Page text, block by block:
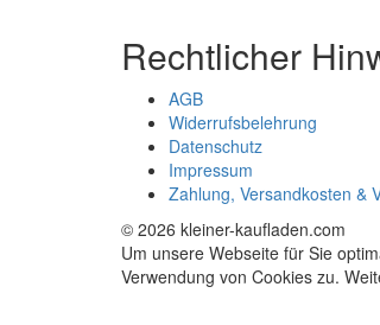
Rechtlicher
AGB
Widerrufsbelehrung
Datenschutz
Impressum
Zahlung, Versandkosten &
© 2026 kleiner-kaufladen.com
Um unsere Webseite für Sie
Verwendung von Cookies zu.